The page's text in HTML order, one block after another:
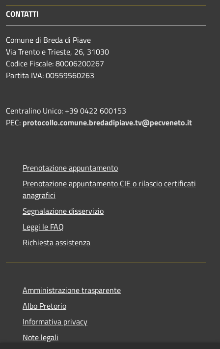
CONTATTI
Comune di Breda di Piave
Via Trento e Trieste, 26, 31030
Codice Fiscale: 80006200267
Partita IVA: 00559560263
Centralino Unico: +39 0422 600153
PEC: protocollo.comune.bredadipiave.tv@pecveneto.it
Prenotazione appuntamento
Prenotazione appuntamento CIE o rilascio certificati
anagrafici
Segnalazione disservizio
Leggi le FAQ
Richiesta assistenza
Amministrazione trasparente
Albo Pretorio
Informativa privacy
Note legali